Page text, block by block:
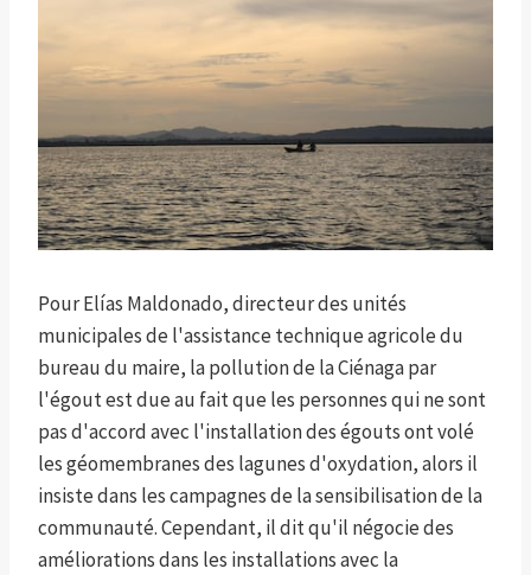
Pour Elías Maldonado, directeur des unités
municipales de l'assistance technique agricole du
bureau du maire, la pollution de la Ciénaga par
l'égout est due au fait que les personnes qui ne sont
pas d'accord avec l'installation des égouts ont volé
les géomembranes des lagunes d'oxydation, alors il
insiste dans les campagnes de la sensibilisation de la
communauté. Cependant, il dit qu'il négocie des
améliorations dans les installations avec la